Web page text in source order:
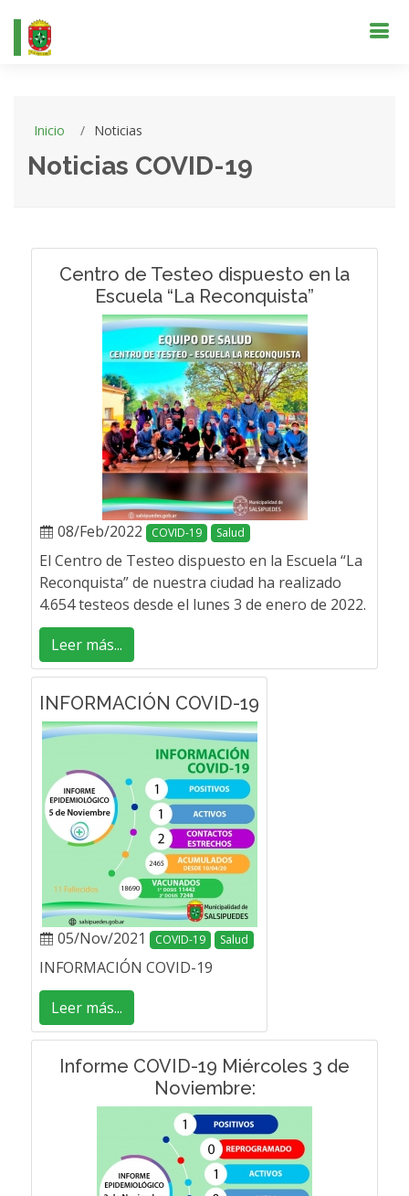
Inicio Noticias
Noticias COVID-19
Centro de Testeo dispuesto en la
Escuela “La Reconquista”
08/Feb/2022 COVID-19 Salud
El Centro de Testeo dispuesto en la Escuela “La
Reconquista” de nuestra ciudad ha realizado
4.654 testeos desde el lunes 3 de enero de 2022.
Leer más...
INFORMACIÓN COVID-19
05/Nov/2021 COVID-19 Salud
INFORMACIÓN COVID-19
Leer más...
Informe COVID-19 Miércoles 3 de
Noviembre: